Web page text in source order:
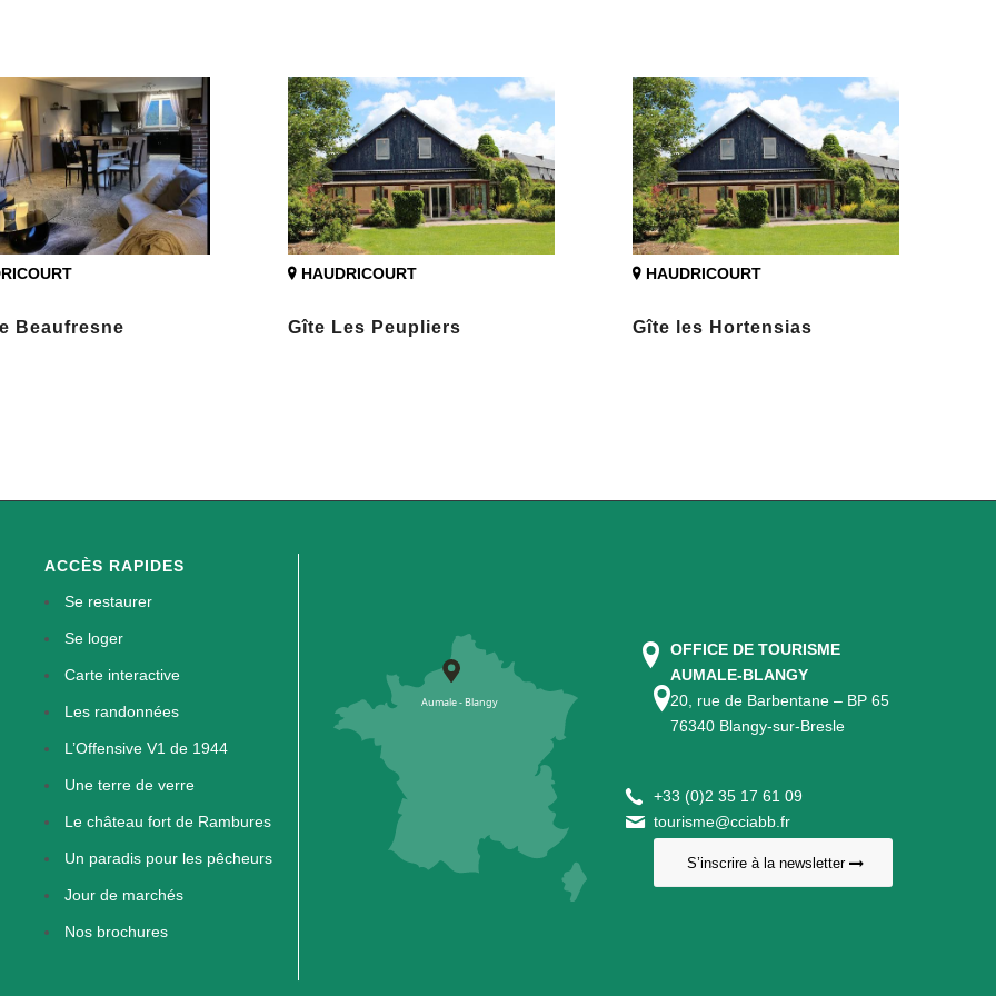
Beaufresne
HAUDRICOURT
Gîte Les Peupliers
HAUDRICOURT
Gîte les Hortensias
ACCÈS RAPIDES
Se restaurer
Se loger
Carte interactive
Les randonnées
L’Offensive V1 de 1944
Une terre de verre
Le château fort de Rambures
Un paradis pour les pêcheurs
Jour de marchés
Nos brochures
OFFICE DE TOURISME
AUMALE-BLANGY
20, rue de Barbentane – BP 65
76340 Blangy-sur-Bresle
+33 (0)2 35 17 61 09
tourisme@cciabb.fr
S’inscrire à la newsletter